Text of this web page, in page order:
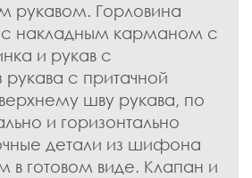
рукавом. Горловина
с накладным карманом с
и рукав с
с притачной
шву рукава, по
и горизонтально
детали из шифона
в готовом виде. Клапан и